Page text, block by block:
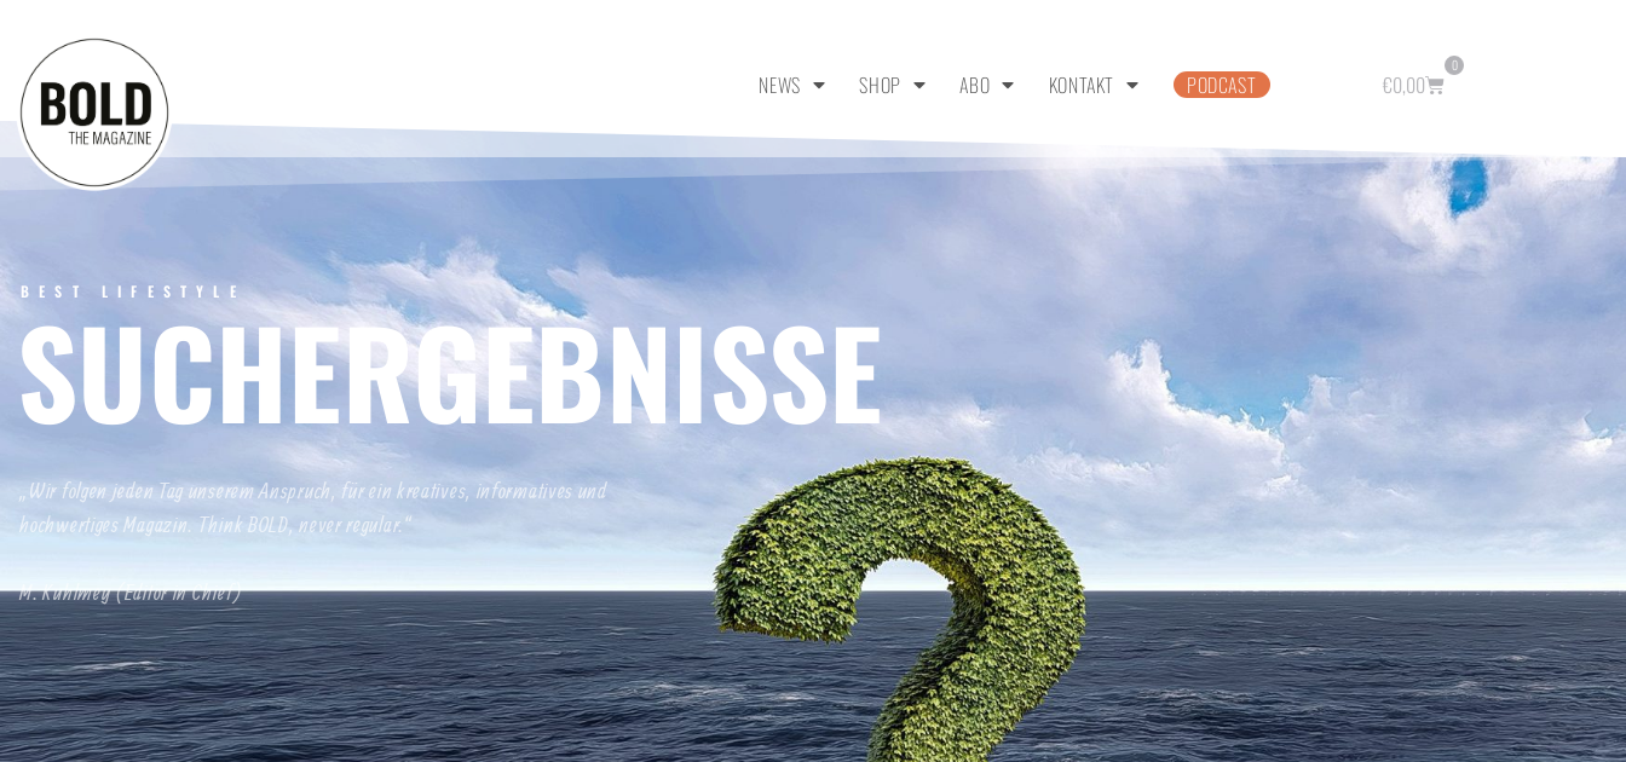
NEWS SHOP ABO KONTAKT PODCAST €0,00
0
BEST LIFESTYLE
SUCHERGEBNISSE
„Wir folgen jeden Tag unserem Anspruch, für ein kreatives, informatives und
hochwertiges Magazin. Think BOLD, never regular.“
M. Kuhlmey (Editor in Chief)